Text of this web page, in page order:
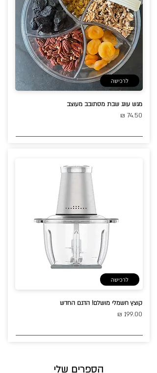
לרכישה
מגש עונג שבת מסתובב מעוצב
74.50 ₪
לרכישה
קוצץ חשמלי מושלם! הדגם החדש
199.00 ₪
הספרים שלי